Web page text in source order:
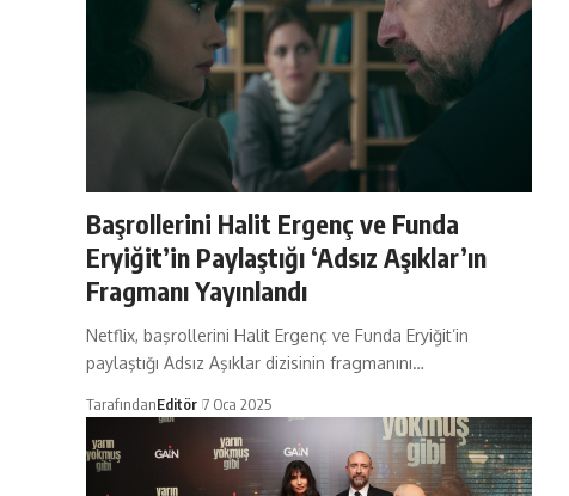
Başrollerini Halit Ergenç ve Funda
Eryiğit’in Paylaştığı ‘Adsız Aşıklar’ın
Fragmanı Yayınlandı
Netflix, başrollerini Halit Ergenç ve Funda Eryiğit’in
paylaştığı Adsız Aşıklar dizisinin fragmanını…
TarafındanEditör 7 Oca 2025